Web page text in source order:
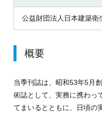
公益財団法人日本建築衛
概要
当季刊誌は、昭和53年5月
術誌として、実務に携わっ
てまいるとともに、日頃の